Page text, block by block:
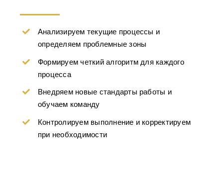
Анализируем текущие процессы и
определяем проблемные зоны
Формируем четкий алгоритм для каждого
процесса
Внедряем новые стандарты работы и
обучаем команду
Контролируем выполнение и корректируем
при необходимости